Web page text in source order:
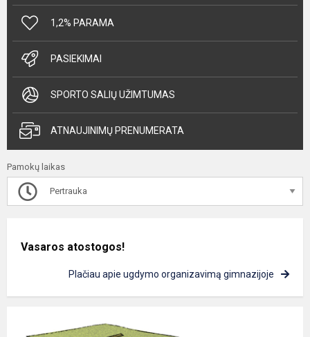
1,2% PARAMA
PASIEKIMAI
SPORTO SALIŲ UŽIMTUMAS
ATNAUJINIMŲ PRENUMERATA
Pamokų laikas
Pertrauka
Vasaros atostogos!
Plačiau apie ugdymo organizavimą gimnazijoje